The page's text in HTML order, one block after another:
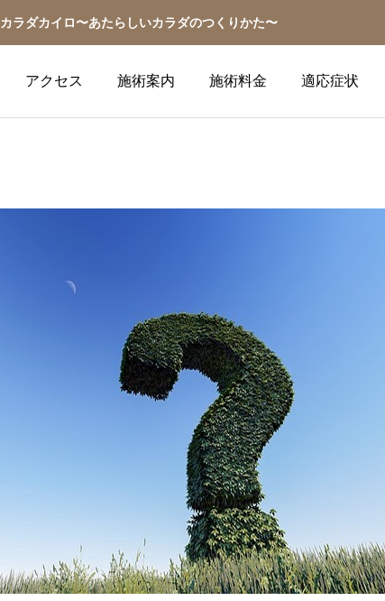
カラダカイロ〜あたらしいカラダのつくりかた〜
アクセス 施術案内 施術料金 適応症状